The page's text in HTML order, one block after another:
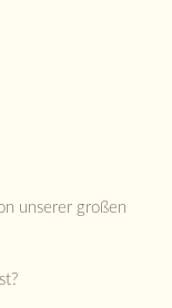
unserer großen